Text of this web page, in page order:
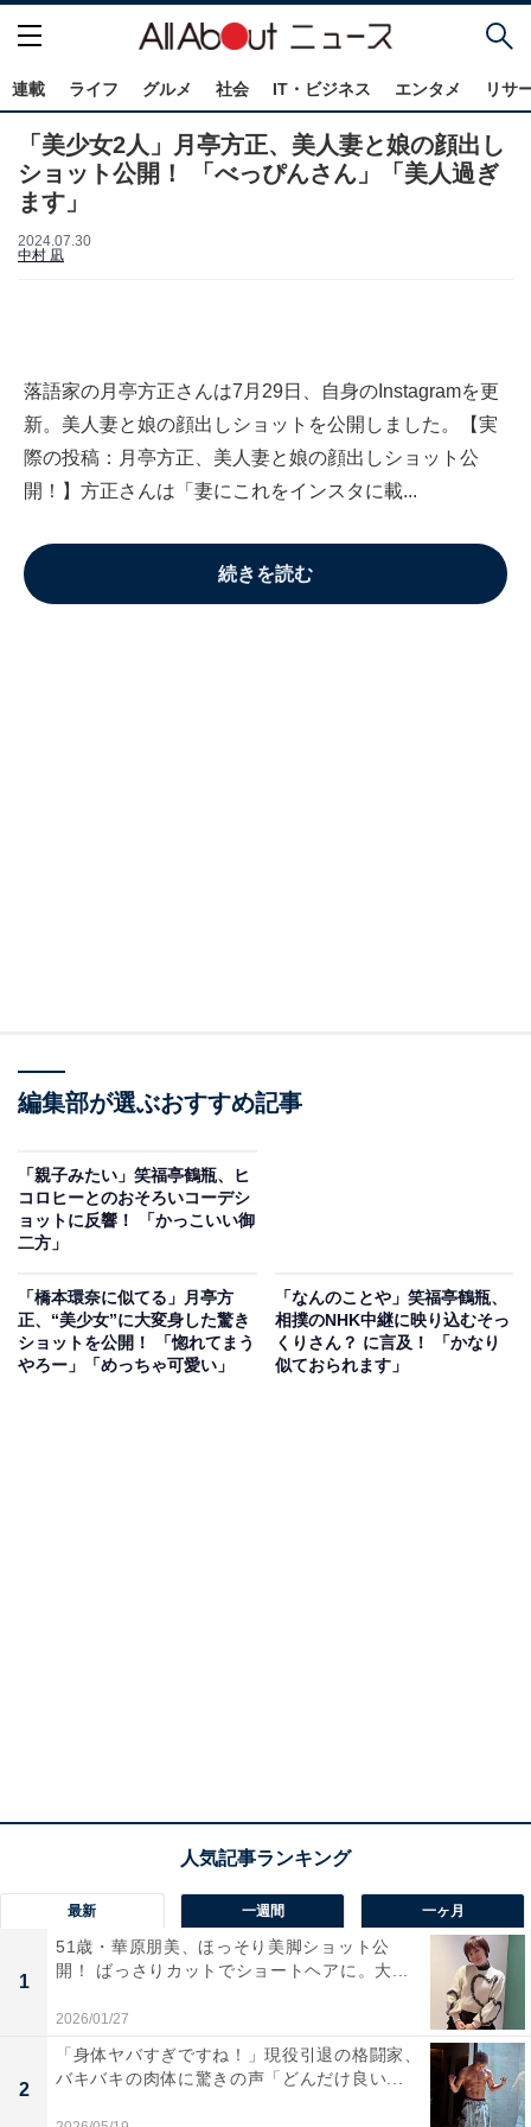
連載 ライフ グルメ 社会 IT・ビジネス エンタメ リサ
「美少女2人」月亭方正、美人妻と娘の顔出し
ショット公開！ 「べっぴんさん」「美人過ぎ
ます」
2024.07.30
中村 凪
落語家の月亭方正さんは7月29日、自身のInstagramを更
新。美人妻と娘の顔出しショットを公開しました。【実
際の投稿：月亭方正、美人妻と娘の顔出しショット公
開！】方正さんは「妻にこれをインスタに載...
続きを読む
編集部が選ぶおすすめ記事
「親子みたい」笑福亭鶴瓶、ヒ
コロヒーとのおそろいコーデシ
ョットに反響！ 「かっこいい御
二方」
「橋本環奈に似てる」月亭方
正、“美少女”に大変身した驚き
ショットを公開！ 「惚れてまう
やろー」「めっちゃ可愛い」
「なんのことや」笑福亭鶴瓶、
相撲のNHK中継に映り込むそっ
くりさん？ に言及！ 「かなり
似ておられます」
最新 一週間 一ヶ月
1
51歳・華原朋美、ほっそり美脚ショット公
開！ ばっさりカットでショートヘアに。大...
2026/01/27
2
「身体ヤバすぎですね！」現役引退の格闘家、
バキバキの肉体に驚きの声「どんだけ良い...